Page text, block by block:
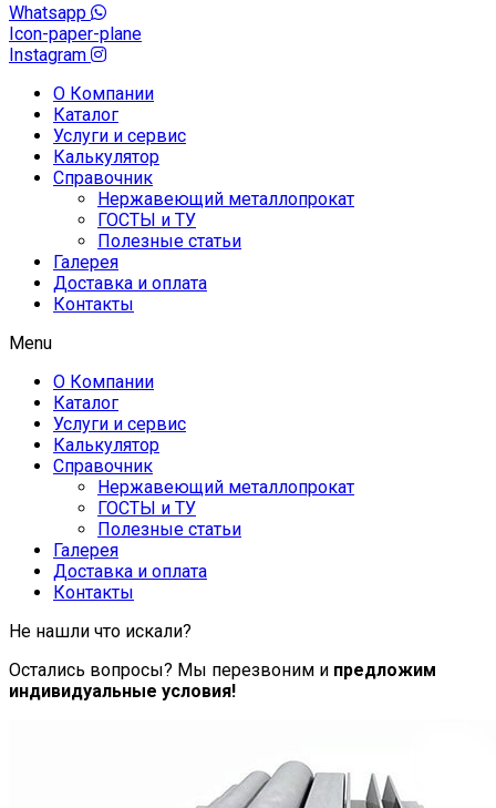
Whatsapp
Icon-paper-plane
Instagram
О Компании
Каталог
Услуги и сервис
Калькулятор
Справочник
Нержавеющий металлопрокат
ГОСТЫ и ТУ
Полезные статьи
Галерея
Доставка и оплата
Контакты
Menu
О Компании
Каталог
Услуги и сервис
Калькулятор
Справочник
Нержавеющий металлопрокат
ГОСТЫ и ТУ
Полезные статьи
Галерея
Доставка и оплата
Контакты
Не нашли что искали?
Остались вопросы? Мы перезвоним и предложим
индивидуальные условия!